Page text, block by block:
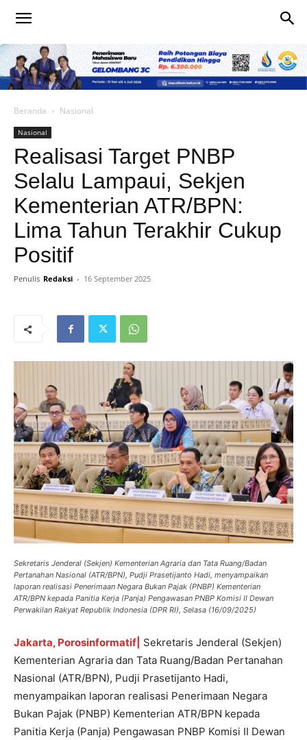
Beranda Nasional
Nasional
Realisasi Target PNBP
Selalu Lampaui, Sekjen
Kementerian ATR/BPN:
Lima Tahun Terakhir Cukup
Positif
Penulis Redaksi - 16 September 2025
Sekretaris Jenderal (Sekjen) Kementerian Agraria dan Tata Ruang/Badan
Pertanahan Nasional (ATR/BPN), Pudji Prasetijanto Hadi, menyampaikan
laporan realisasi Penerimaan Negara Bukan Pajak (PNBP) Kementerian
ATR/BPN kepada Panitia Kerja (Panja) Pengawasan PNBP Komisi II Dewan
Perwakilan Rakyat Republik Indonesia (DPR RI), Selasa (16/09/2025)
Jakarta, Porosinformatif| Sekretaris Jenderal (Sekjen)
Kementerian Agraria dan Tata Ruang/Badan Pertanahan
Nasional (ATR/BPN), Pudji Prasetijanto Hadi,
menyampaikan laporan realisasi Penerimaan Negara
Bukan Pajak (PNBP) Kementerian ATR/BPN kepada
Panitia Kerja (Panja) Pengawasan PNBP Komisi II Dewan